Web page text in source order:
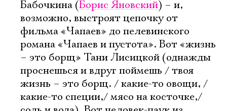
Бабочкина (Борис Яновский) – и,
возможно, выстроят цепочку от
фильма «Чапаев» до пелевинского
романа «Чапаев и пустота». Вот «жизнь
– это борщ» Тани Лисицкой (однажды
проснешься и вдруг поймешь / твоя
жизнь – это борщ. / какие-то овощи, /
какие-то специи,/ мясо на косточке,/